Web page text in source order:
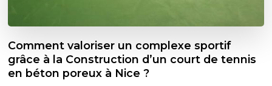
Comment valoriser un complexe sportif
grâce à la Construction d’un court de tennis
en béton poreux à Nice ?